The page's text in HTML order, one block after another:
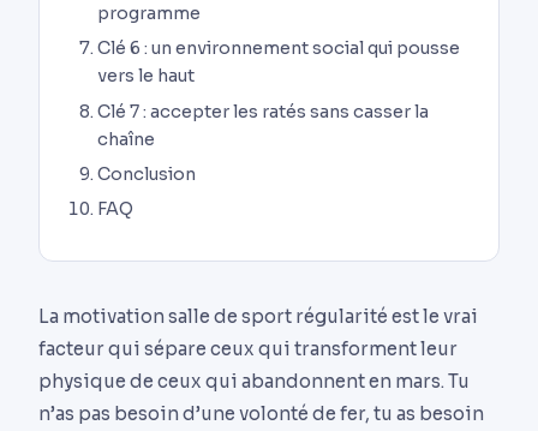
programme
Clé 6 : un environnement social qui pousse
vers le haut
Clé 7 : accepter les ratés sans casser la
chaîne
Conclusion
FAQ
La motivation salle de sport régularité est le vrai
facteur qui sépare ceux qui transforment leur
physique de ceux qui abandonnent en mars. Tu
n’as pas besoin d’une volonté de fer, tu as besoin